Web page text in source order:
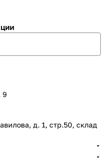
9
д. 1, стр.50, склад